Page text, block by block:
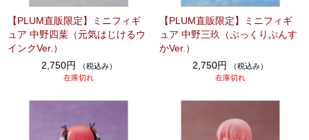
【PLUM直販限定】ミニフィギ
ュア 中野四葉（元気はじけるウ
インクVer.）
2,750円
（税込み）
在庫切れ
【PLUM直販限定】ミニフィギ
ュア 中野三玖（ぷっくりぷんす
かVer.）
2,750円
（税込み）
在庫切れ